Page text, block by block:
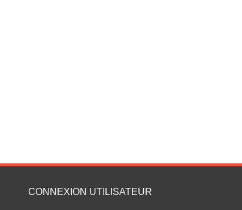
CONNEXION UTILISATEUR